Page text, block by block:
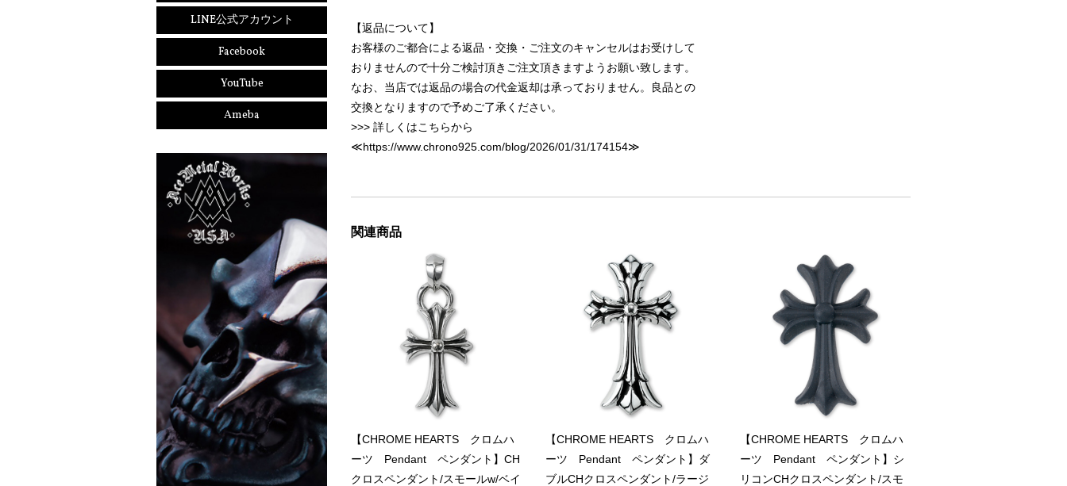
【返品について】
お客様のご都合による返品・交換・ご注文のキャンセルはお受けして
おりませんので十分ご検討頂きご注文頂きますようお願い致します。
なお、当店では返品の場合の代金返却は承っておりません。良品との
交換となりますので予めご了承ください。
>>> 詳しくはこちらから
≪https://www.chrono925.com/blog/2026/01/31/174154≫
関連商品
【CHROME HEARTS クロムハ
ーツ Pendant ペンダント】CH
クロスペンダント/スモールw/ベイ
【CHROME HEARTS クロムハ
ーツ Pendant ペンダント】ダ
ブルCHクロスペンダント/ラージ
【CHROME HEARTS クロムハ
ーツ Pendant ペンダント】シ
リコンCHクロスペンダント/スモ
LINE公式アカウント
Facebook
YouTube
Ameba